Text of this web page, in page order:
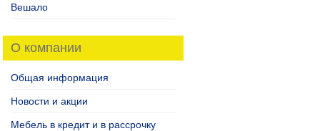
Вешало
О компании
Общая информация
Новости и акции
Мебель в кредит и в рассрочку